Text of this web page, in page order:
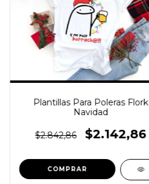
Plantillas Para Poleras Flork
Navidad
$2.842,86 $2.142,86